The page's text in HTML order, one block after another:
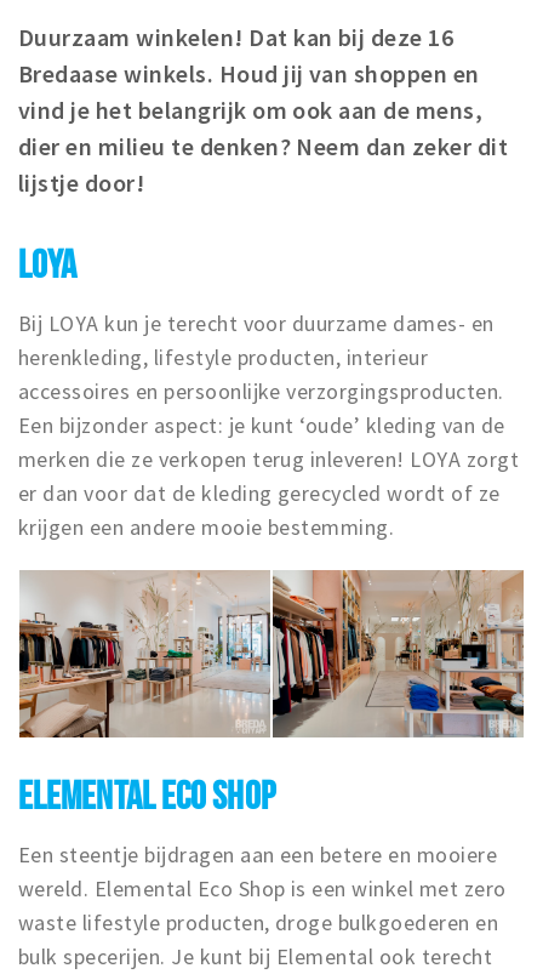
Winkels
Winkelgebieden
Parkeren
Bezienswaardigheden
Uitjes & activiteiten
Toeristische routes
Natuurgebieden
Baroniepoorten
Sport
Privacy
Duurzaam winkelen! Dat kan bij deze 16
Bredaase winkels. Houd jij van shoppen en
vind je het belangrijk om ook aan de mens,
dier en milieu te denken? Neem dan zeker dit
lijstje door!
LOYA
Bij LOYA kun je terecht voor duurzame dames- en
herenkleding, lifestyle producten, interieur
accessoires en persoonlijke verzorgingsproducten.
Een bijzonder aspect: je kunt ‘oude’ kleding van de
merken die ze verkopen terug inleveren! LOYA zorgt
er dan voor dat de kleding gerecycled wordt of ze
krijgen een andere mooie bestemming.
ELEMENTAL ECO SHOP
Een steentje bijdragen aan een betere en mooiere
wereld. Elemental Eco Shop is een winkel met zero
waste lifestyle producten, droge bulkgoederen en
bulk specerijen. Je kunt bij Elemental ook terecht